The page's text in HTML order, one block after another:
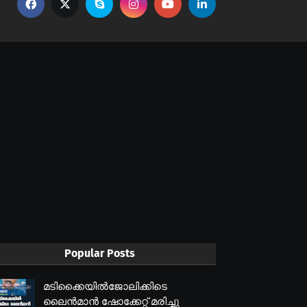
Popular Posts
മടിക്കൈയിൽജോലിക്കിടെ
ലൈൻമാൻ ഷോക്കേറ്റ് മരിച്ചു